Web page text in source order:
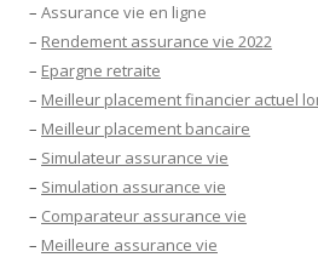
– Assurance vie en ligne
– Rendement assurance vie 2022
– Epargne retraite
– Meilleur placement financier actuel
– Meilleur placement bancaire
– Simulateur assurance vie
– Simulation assurance vie
– Comparateur assurance vie
– Meilleure assurance vie